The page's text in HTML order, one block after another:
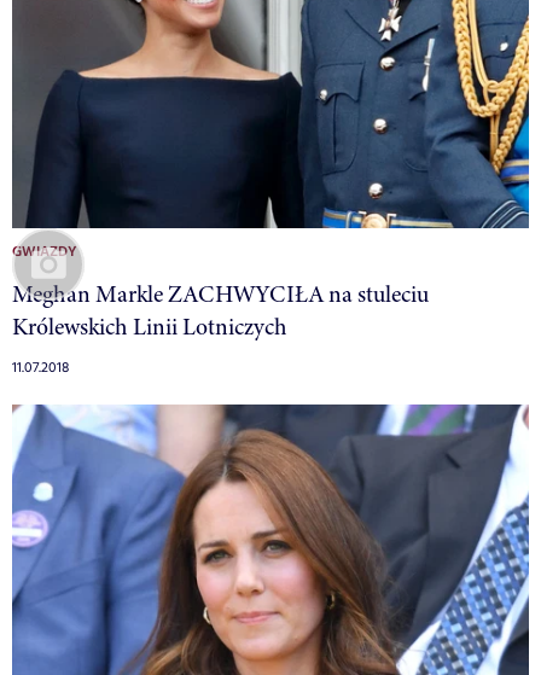
GWIAZDY
Meghan Markle ZACHWYCIŁA na stuleciu
Królewskich Linii Lotniczych
11.07.2018